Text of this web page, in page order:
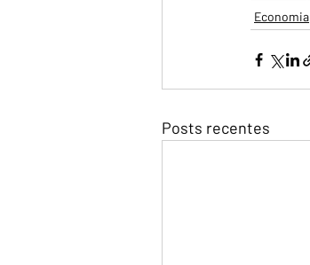
Economia
Posts recentes